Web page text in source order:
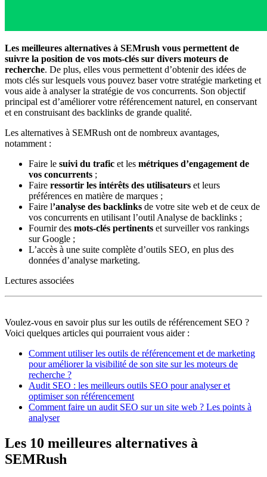
Les meilleures alternatives à SEMrush vous permettent de
suivre la position de vos mots-clés sur divers moteurs de
recherche. De plus, elles vous permettent d’obtenir des idées de
mots clés sur lesquels vous pouvez baser votre stratégie marketing et
vous aide à analyser la stratégie de vos concurrents. Son objectif
principal est d’améliorer votre référencement naturel, en conservant
et en construisant des backlinks de grande qualité.
Les alternatives à SEMRush ont de nombreux avantages,
notamment :
Faire le suivi du trafic et les métriques d’engagement de
vos concurrents ;
Faire ressortir les intérêts des utilisateurs et leurs
préférences en matière de marques ;
Faire l’analyse des backlinks de votre site web et de ceux de
vos concurrents en utilisant l’outil Analyse de backlinks ;
Fournir des mots-clés pertinents et surveiller vos rankings
sur Google ;
L’accès à une suite complète d’outils SEO, en plus des
données d’analyse marketing.
Lectures associées
Voulez-vous en savoir plus sur les outils de référencement SEO ?
Voici quelques articles qui pourraient vous aider :
Comment utiliser les outils de référencement et de marketing
pour améliorer la visibilité de son site sur les moteurs de
recherche ?
Audit SEO : les meilleurs outils SEO pour analyser et
optimiser son référencement
Comment faire un audit SEO sur un site web ? Les points à
analyser
Les 10 meilleures alternatives à
SEMRush